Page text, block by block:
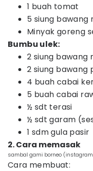
1 buah tomat
5 siung bawang
Minyak goreng
Bumbu ulek:
2 siung bawang
2 siung bawang
4 buah cabai
5 buah cabai
½ sdt terasi
½ sdt garam
1 sdm gula pasir
2. Cara memasak
sambal gami borneo
Cara membuat: